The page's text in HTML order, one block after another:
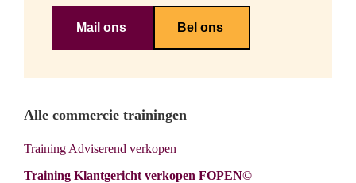
Mail ons Bel ons
Primary
Sidebar
Alle commercie trainingen
Training Adviserend verkopen
Training Klantgericht verkopen FOPEN©